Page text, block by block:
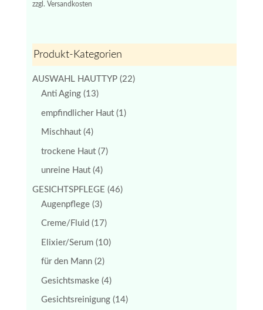
war:
ist:
zzgl. Versandkosten
Produkt-Kategorien
AUSWAHL HAUTTYP (22)
Anti Aging (13)
empfindlicher Haut (1)
Mischhaut (4)
trockene Haut (7)
unreine Haut (4)
GESICHTSPFLEGE (46)
Augenpflege (3)
Creme/Fluid (17)
Elixier/Serum (10)
für den Mann (2)
Gesichtsmaske (4)
Gesichtsreinigung (14)